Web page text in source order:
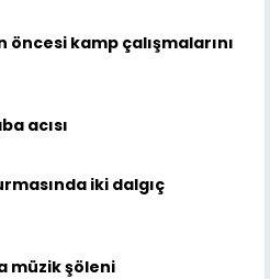
öncesi kamp çalışmalarını
acısı
iki dalgıç
müzik şöleni